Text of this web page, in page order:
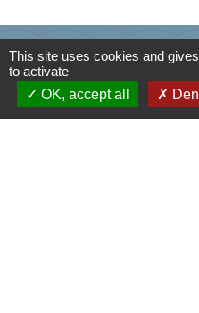
Mairie
330,
This site uses cookies and
to activate
OK, accept all